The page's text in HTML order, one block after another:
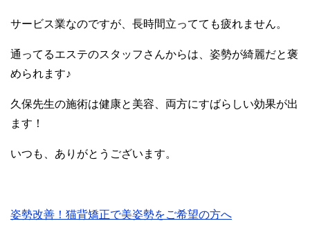
サービス業なのですが、長時間立ってても疲れません。
通ってるエステのスタッフさんからは、姿勢が綺麗だと褒
められます♪
久保先生の施術は健康と美容、両方にすばらしい効果が出
ます！
いつも、ありがとうございます。
姿勢改善！猫背矯正で美姿勢をご希望の方へ